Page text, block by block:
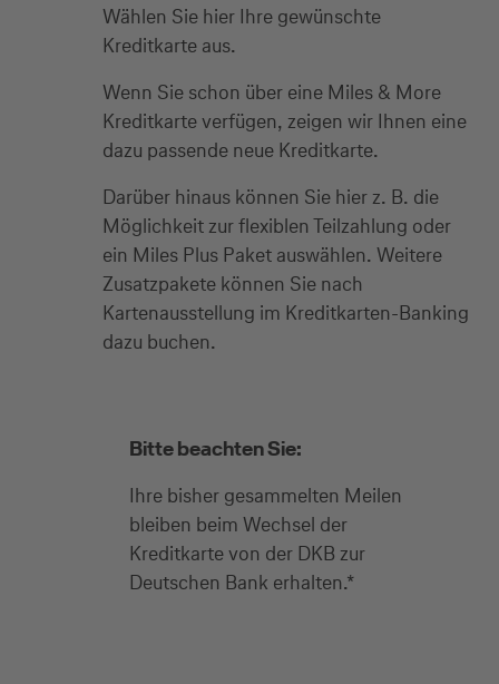
Wählen Sie hier Ihre gewünschte
Kreditkarte aus.
Wenn Sie schon über eine Miles & More
Kreditkarte verfügen, zeigen wir Ihnen eine
dazu passende neue Kreditkarte.
Darüber hinaus können Sie hier z. B. die
Möglichkeit zur flexiblen Teilzahlung oder
ein Miles Plus Paket auswählen. Weitere
Zusatzpakete können Sie nach
Kartenausstellung im Kreditkarten-Banking
dazu buchen.
Bitte beachten Sie:
Ihre bisher gesammelten Meilen
bleiben beim Wechsel der
Kreditkarte von der DKB zur
Deutschen Bank erhalten.*
Kreditkarte beantragen
Über die Auswahl gelangen Sie direkt in den
Private Nutzung